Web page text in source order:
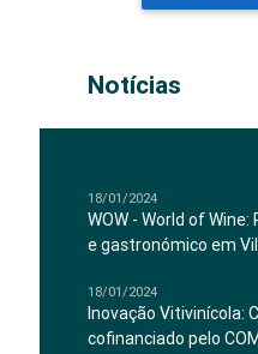
Notícias
18/01/2024
WOW - World of
e gastronómico em
18/01/2024
Inovação Vitivinícola:
cofinanciado pelo